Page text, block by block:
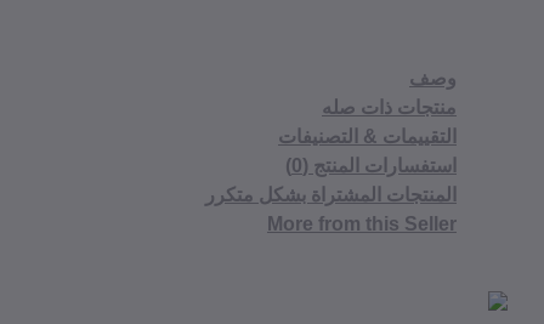
منتجات ذات صله
التقييمات & التصنيفات
استفسارات المنتج (0)
المنتجات المشتراة بشكل متكرر
More from this Seller